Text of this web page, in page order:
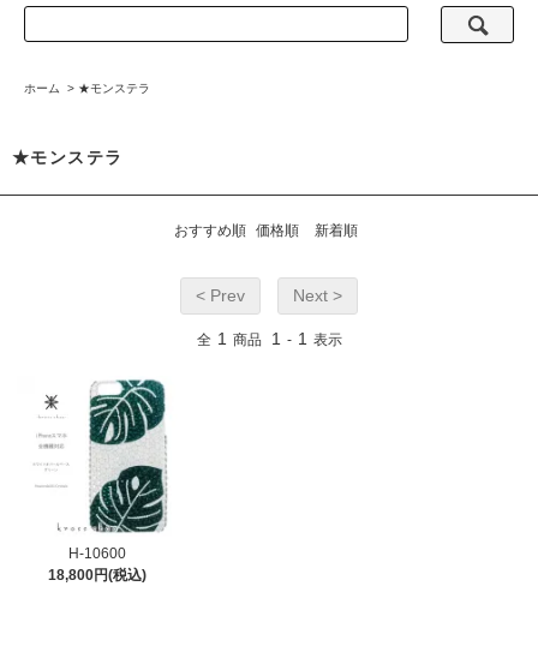
ホーム > ★モンステラ
★モンステラ
おすすめ順 価格順 新着順
< Prev Next >
全 1 商品 1 - 1 表示
H-10600
18,800円(税込)